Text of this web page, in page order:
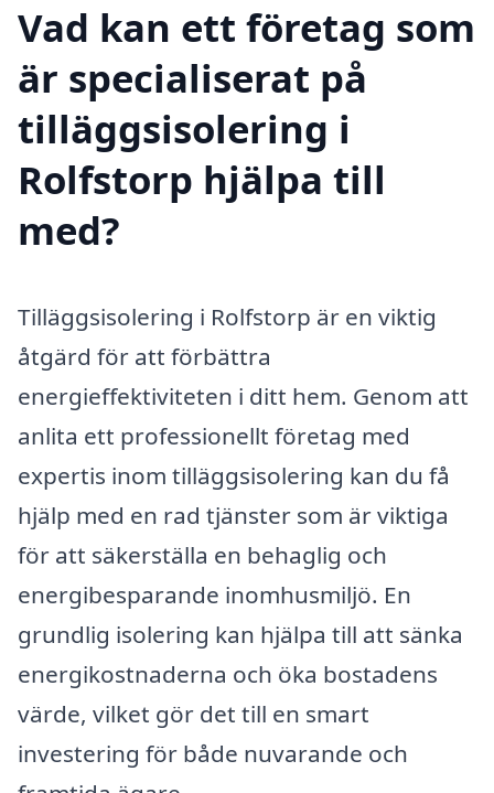
Vad kan ett företag som
är specialiserat på
tilläggsisolering i
Rolfstorp hjälpa till
med?
Tilläggsisolering i Rolfstorp är en viktig
åtgärd för att förbättra
energieffektiviteten i ditt hem. Genom att
anlita ett professionellt företag med
expertis inom tilläggsisolering kan du få
hjälp med en rad tjänster som är viktiga
för att säkerställa en behaglig och
energibesparande inomhusmiljö. En
grundlig isolering kan hjälpa till att sänka
energikostnaderna och öka bostadens
värde, vilket gör det till en smart
investering för både nuvarande och